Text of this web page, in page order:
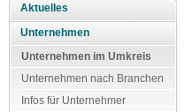
Aktuelles
Unternehmen
Unternehmen im Umkreis
Unternehmen nach Branchen
Infos für Unternehmer